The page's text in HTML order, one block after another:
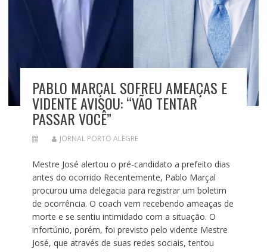
PABLO MARÇAL SOFREU AMEAÇAS E
VIDENTE AVISOU: “VÃO TENTAR
PASSAR VOCÊ”
JORNAL PORTO ALEGRE
Mestre José alertou o pré-candidato a prefeito dias
antes do ocorrido Recentemente, Pablo Marçal
procurou uma delegacia para registrar um boletim
de ocorrência. O coach vem recebendo ameaças de
morte e se sentiu intimidado com a situação. O
infortúnio, porém, foi previsto pelo vidente Mestre
José, que através de suas redes sociais, tentou